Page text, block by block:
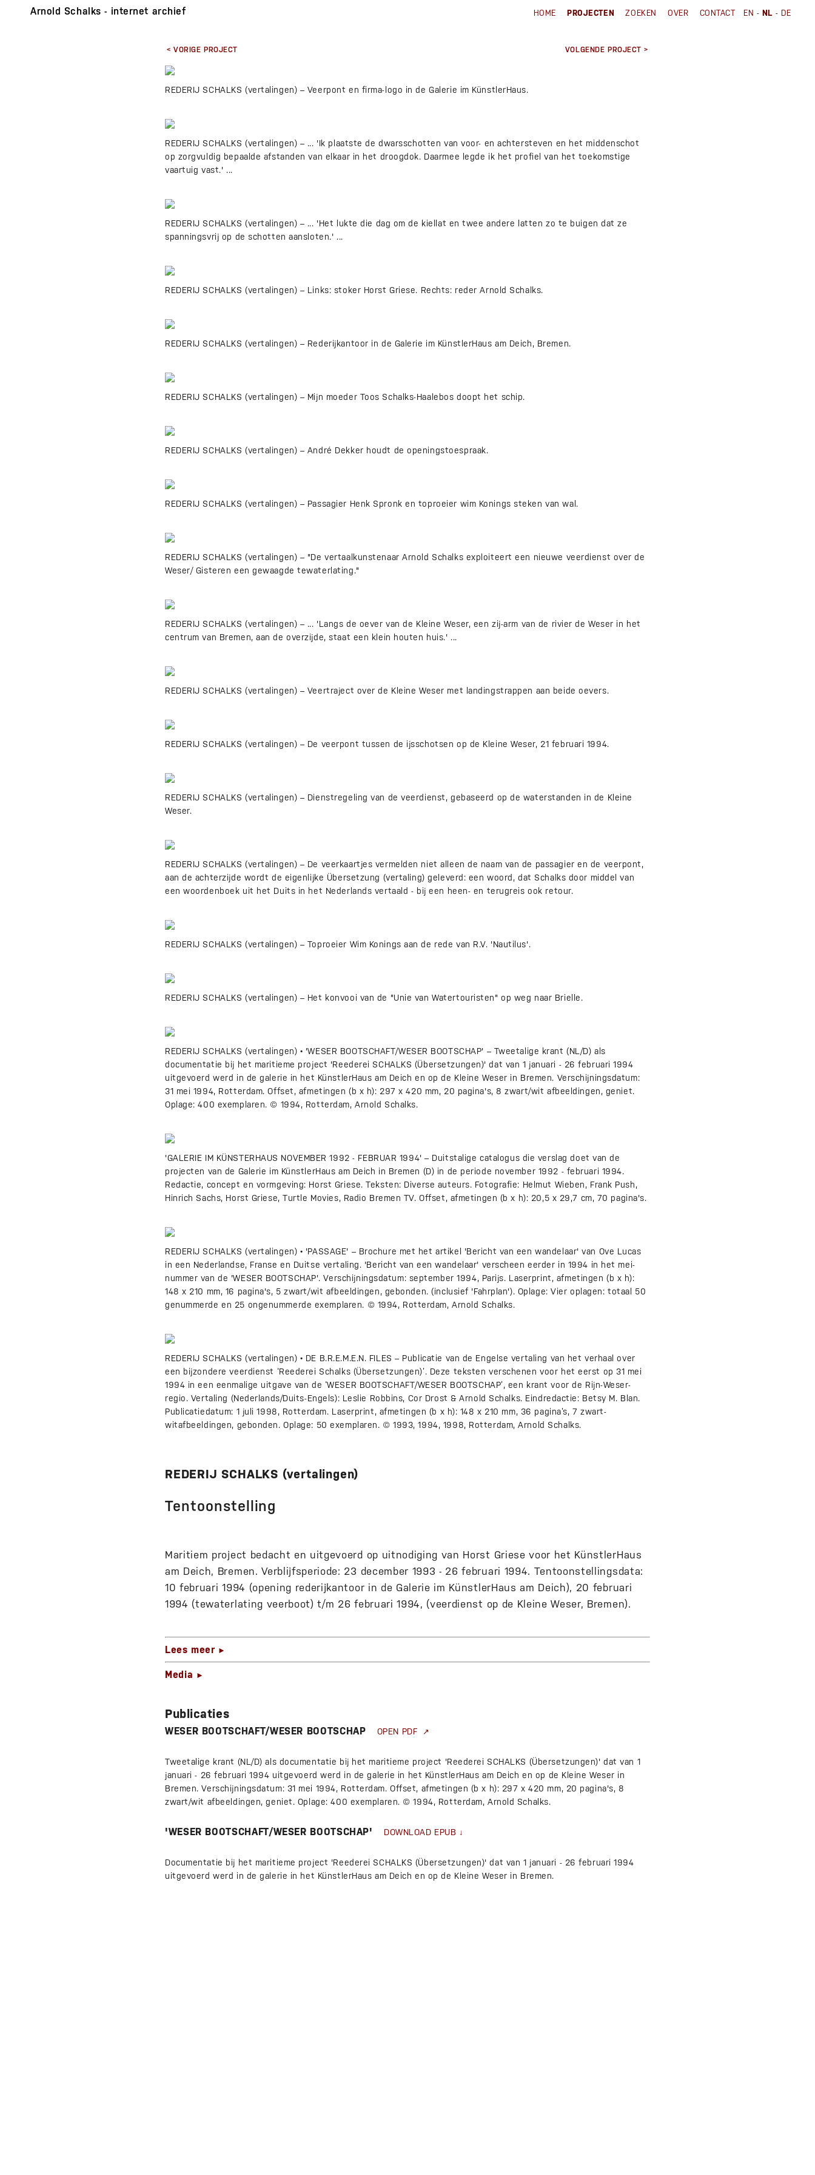
Arnold Schalks - internet archief HOME PROJECTEN ZOEKEN OVER CONTACT EN - NL - DE
< VORIGE PROJECT VOLGENDE PROJECT >
REDERIJ SCHALKS (vertalingen) – Veerpont en firma-logo in de Galerie im KünstlerHaus.
REDERIJ SCHALKS (vertalingen) – ... 'Ik plaatste de dwarsschotten van voor- en achtersteven en het middenschot
op zorgvuldig bepaalde afstanden van elkaar in het droogdok. Daarmee legde ik het profiel van het toekomstige
vaartuig vast.' ...
REDERIJ SCHALKS (vertalingen) – ... 'Het lukte die dag om de kiellat en twee andere latten zo te buigen dat ze
spanningsvrij op de schotten aansloten.' ...
REDERIJ SCHALKS (vertalingen) – Links: stoker Horst Griese. Rechts: reder Arnold Schalks.
REDERIJ SCHALKS (vertalingen) – Rederijkantoor in de Galerie im KünstlerHaus am Deich, Bremen.
REDERIJ SCHALKS (vertalingen) – Mijn moeder Toos Schalks-Haalebos doopt het schip.
REDERIJ SCHALKS (vertalingen) – André Dekker houdt de openingstoespraak.
REDERIJ SCHALKS (vertalingen) – Passagier Henk Spronk en toproeier wim Konings steken van wal.
REDERIJ SCHALKS (vertalingen) – "De vertaalkunstenaar Arnold Schalks exploiteert een nieuwe veerdienst over de
Weser/ Gisteren een gewaagde tewaterlating."
REDERIJ SCHALKS (vertalingen) – ... 'Langs de oever van de Kleine Weser, een zij-arm van de rivier de Weser in het
centrum van Bremen, aan de overzijde, staat een klein houten huis.' ...
REDERIJ SCHALKS (vertalingen) – Veertraject over de Kleine Weser met landingstrappen aan beide oevers.
REDERIJ SCHALKS (vertalingen) – De veerpont tussen de ijsschotsen op de Kleine Weser, 21 februari 1994.
REDERIJ SCHALKS (vertalingen) – Dienstregeling van de veerdienst, gebaseerd op de waterstanden in de Kleine
Weser.
REDERIJ SCHALKS (vertalingen) – De veerkaartjes vermelden niet alleen de naam van de passagier en de veerpont,
aan de achterzijde wordt de eigenlijke Übersetzung (vertaling) geleverd: een woord, dat Schalks door middel van
een woordenboek uit het Duits in het Nederlands vertaald - bij een heen- en terugreis ook retour.
REDERIJ SCHALKS (vertalingen) – Toproeier Wim Konings aan de rede van R.V. 'Nautilus'.
REDERIJ SCHALKS (vertalingen) – Het konvooi van de "Unie van Watertouristen" op weg naar Brielle.
REDERIJ SCHALKS (vertalingen) • 'WESER BOOTSCHAFT/WESER BOOTSCHAP' – Tweetalige krant (NL/D) als
documentatie bij het maritieme project 'Reederei SCHALKS (Übersetzungen)' dat van 1 januari - 26 februari 1994
uitgevoerd werd in de galerie in het KünstlerHaus am Deich en op de Kleine Weser in Bremen. Verschijningsdatum:
31 mei 1994, Rotterdam. Offset, afmetingen (b x h): 297 x 420 mm, 20 pagina's, 8 zwart/wit afbeeldingen, geniet.
Oplage: 400 exemplaren. © 1994, Rotterdam, Arnold Schalks.
'GALERIE IM KÜNSTERHAUS NOVEMBER 1992 - FEBRUAR 1994' – Duitstalige catalogus die verslag doet van de
projecten van de Galerie im KünstlerHaus am Deich in Bremen (D) in de periode november 1992 - februari 1994.
Redactie, concept en vormgeving: Horst Griese. Teksten: Diverse auteurs. Fotografie: Helmut Wieben, Frank Push,
Hinrich Sachs, Horst Griese, Turtle Movies, Radio Bremen TV. Offset, afmetingen (b x h): 20,5 x 29,7 cm, 70 pagina's.
REDERIJ SCHALKS (vertalingen) • 'PASSAGE' – Brochure met het artikel 'Bericht van een wandelaar' van Ove Lucas
in een Nederlandse, Franse en Duitse vertaling. 'Bericht van een wandelaar' verscheen eerder in 1994 in het mei-
nummer van de 'WESER BOOTSCHAP'. Verschijningsdatum: september 1994, Parijs. Laserprint, afmetingen (b x h):
148 x 210 mm, 16 pagina's, 5 zwart/wit afbeeldingen, gebonden. (inclusief 'Fahrplan'). Oplage: Vier oplagen: totaal 50
genummerde en 25 ongenummerde exemplaren. © 1994, Rotterdam, Arnold Schalks.
REDERIJ SCHALKS (vertalingen) • DE B.R.E.M.E.N. FILES – Publicatie van de Engelse vertaling van het verhaal over
een bijzondere veerdienst ‘Reederei Schalks (Übersetzungen)’. Deze teksten verschenen voor het eerst op 31 mei
1994 in een eenmalige uitgave van de ‘WESER BOOTSCHAFT/WESER BOOTSCHAP’, een krant voor de Rijn-Weser-
regio. Vertaling (Nederlands/Duits-Engels): Leslie Robbins, Cor Drost & Arnold Schalks. Eindredactie: Betsy M. Blan.
Publicatiedatum: 1 juli 1998, Rotterdam. Laserprint, afmetingen (b x h): 148 x 210 mm, 36 pagina’s, 7 zwart-
witafbeeldingen, gebonden. Oplage: 50 exemplaren. © 1993, 1994, 1998, Rotterdam, Arnold Schalks.
REDERIJ SCHALKS (vertalingen)
Tentoonstelling
Maritiem project bedacht en uitgevoerd op uitnodiging van Horst Griese voor het KünstlerHaus
am Deich, Bremen. Verblijfsperiode: 23 december 1993 - 26 februari 1994. Tentoonstellingsdata:
10 februari 1994 (opening rederijkantoor in de Galerie im KünstlerHaus am Deich), 20 februari
1994 (tewaterlating veerboot) t/m 26 februari 1994, (veerdienst op de Kleine Weser, Bremen).
Lees meer ►
Media ►
Publicaties
WESER BOOTSCHAFT/WESER BOOTSCHAP OPEN PDF
Tweetalige krant (NL/D) als documentatie bij het maritieme project 'Reederei SCHALKS (Übersetzungen)' dat van 1
januari - 26 februari 1994 uitgevoerd werd in de galerie in het KünstlerHaus am Deich en op de Kleine Weser in
Bremen. Verschijningsdatum: 31 mei 1994, Rotterdam. Offset, afmetingen (b x h): 297 x 420 mm, 20 pagina's, 8
zwart/wit afbeeldingen, geniet. Oplage: 400 exemplaren. © 1994, Rotterdam, Arnold Schalks.
'WESER BOOTSCHAFT/WESER BOOTSCHAP' DOWNLOAD EPUB
Documentatie bij het maritieme project 'Reederei SCHALKS (Übersetzungen)' dat van 1 januari - 26 februari 1994
uitgevoerd werd in de galerie in het KünstlerHaus am Deich en op de Kleine Weser in Bremen.